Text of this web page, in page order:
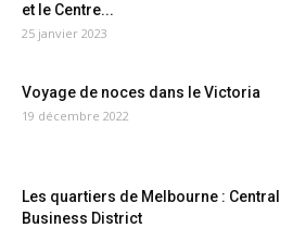
et le Centre...
25 janvier 2023
Voyage de noces dans le Victoria
19 décembre 2022
Les quartiers de Melbourne : Central
Business District